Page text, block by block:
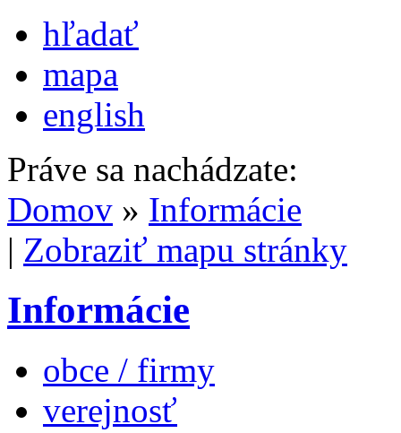
hľadať
mapa
english
Práve sa nachádzate:
Domov » Informácie
| Zobraziť mapu stránky
Informácie
obce / firmy
verejnosť